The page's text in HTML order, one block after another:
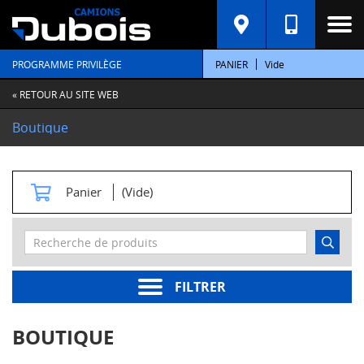
PROGRAMME PRIVILÈGE PANIER Vide
« RETOUR AU SITE WEB
Boutique
Panier (Vide)
FILTRER
C
A
T
É
G
O
R
E
S
t
e
r
moteur
BOUTIQUE